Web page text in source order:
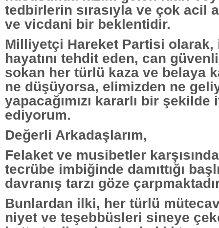
tedbirlerin sırasıyla ve çok acil
ve vicdani bir beklentidir.
Milliyetçi Hareket Partisi olarak,
hayatını tehdit eden, can
sokan her türlü kaza ve belaya
ne düşüyorsa, elimizden ne
yapacağımızı kararlı bir
ediyorum.
Değerli Arkadaşlarım,
Felaket ve musibetler
tecrübe imbiğinde damıttığı
davranış tarzı göze
Bunlardan ilki, her türlü
niyet ve teşebbüsleri sineye